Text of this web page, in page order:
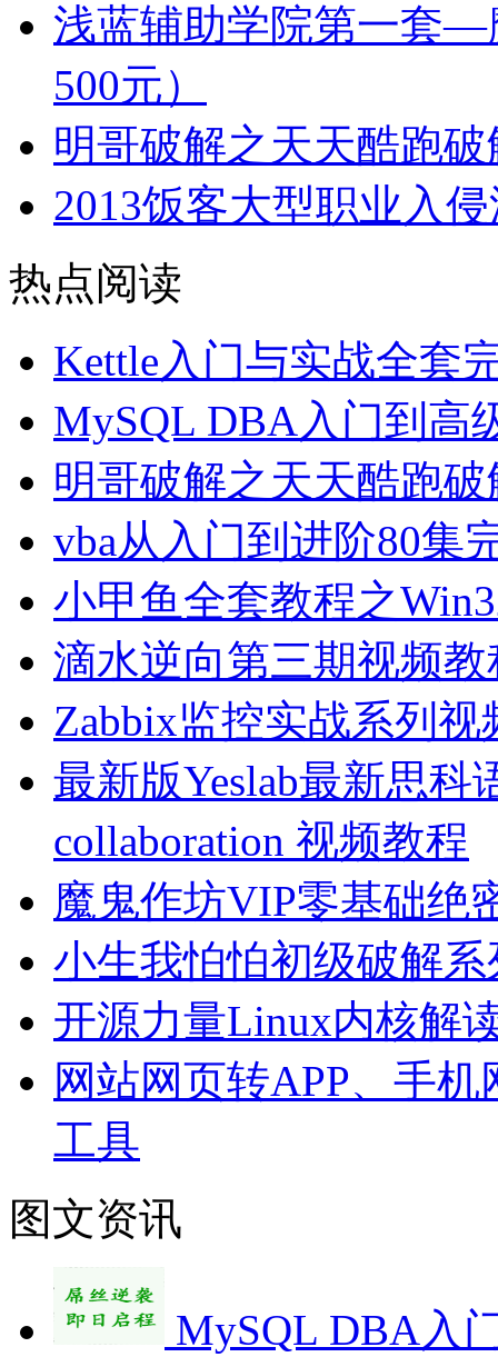
浅蓝辅助学院第一套—
500元）
明哥破解之天天酷跑
2013饭客大型职业入
热点阅读
Kettle入门与实战全套
MySQL DBA入门到高
明哥破解之天天酷跑
vba从入门到进阶80集
小甲鱼全套教程之
滴水逆向第三期视频教
Zabbix监控实战系列视
最新版Yeslab最新思
collaboration 视频教程
魔鬼作坊VIP零基础绝
小生我怕怕初级破解
开源力量Linux内核解
网站网页转APP、手
工具
图文资讯
MySQL DBA入